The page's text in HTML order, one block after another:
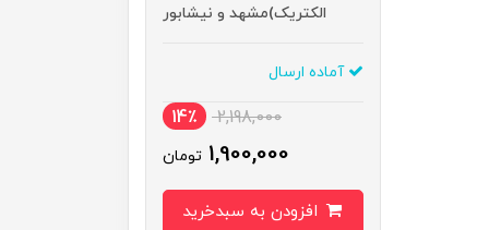
الکتریک)مشهد و نیشابور
آماده ارسال
2,198,000 14٪
1,900,000 تومان